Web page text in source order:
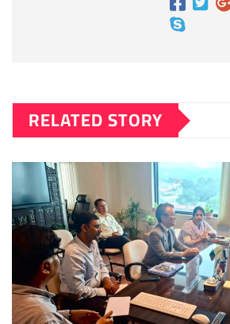
RELATED STORY